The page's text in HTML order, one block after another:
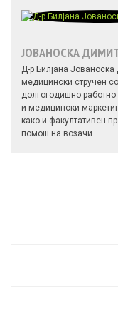
ЈОВАНОСКА
Д-р Билјана
медицински стручен
долгогодишно
и медицински
како и факултативен
помош на возачи.